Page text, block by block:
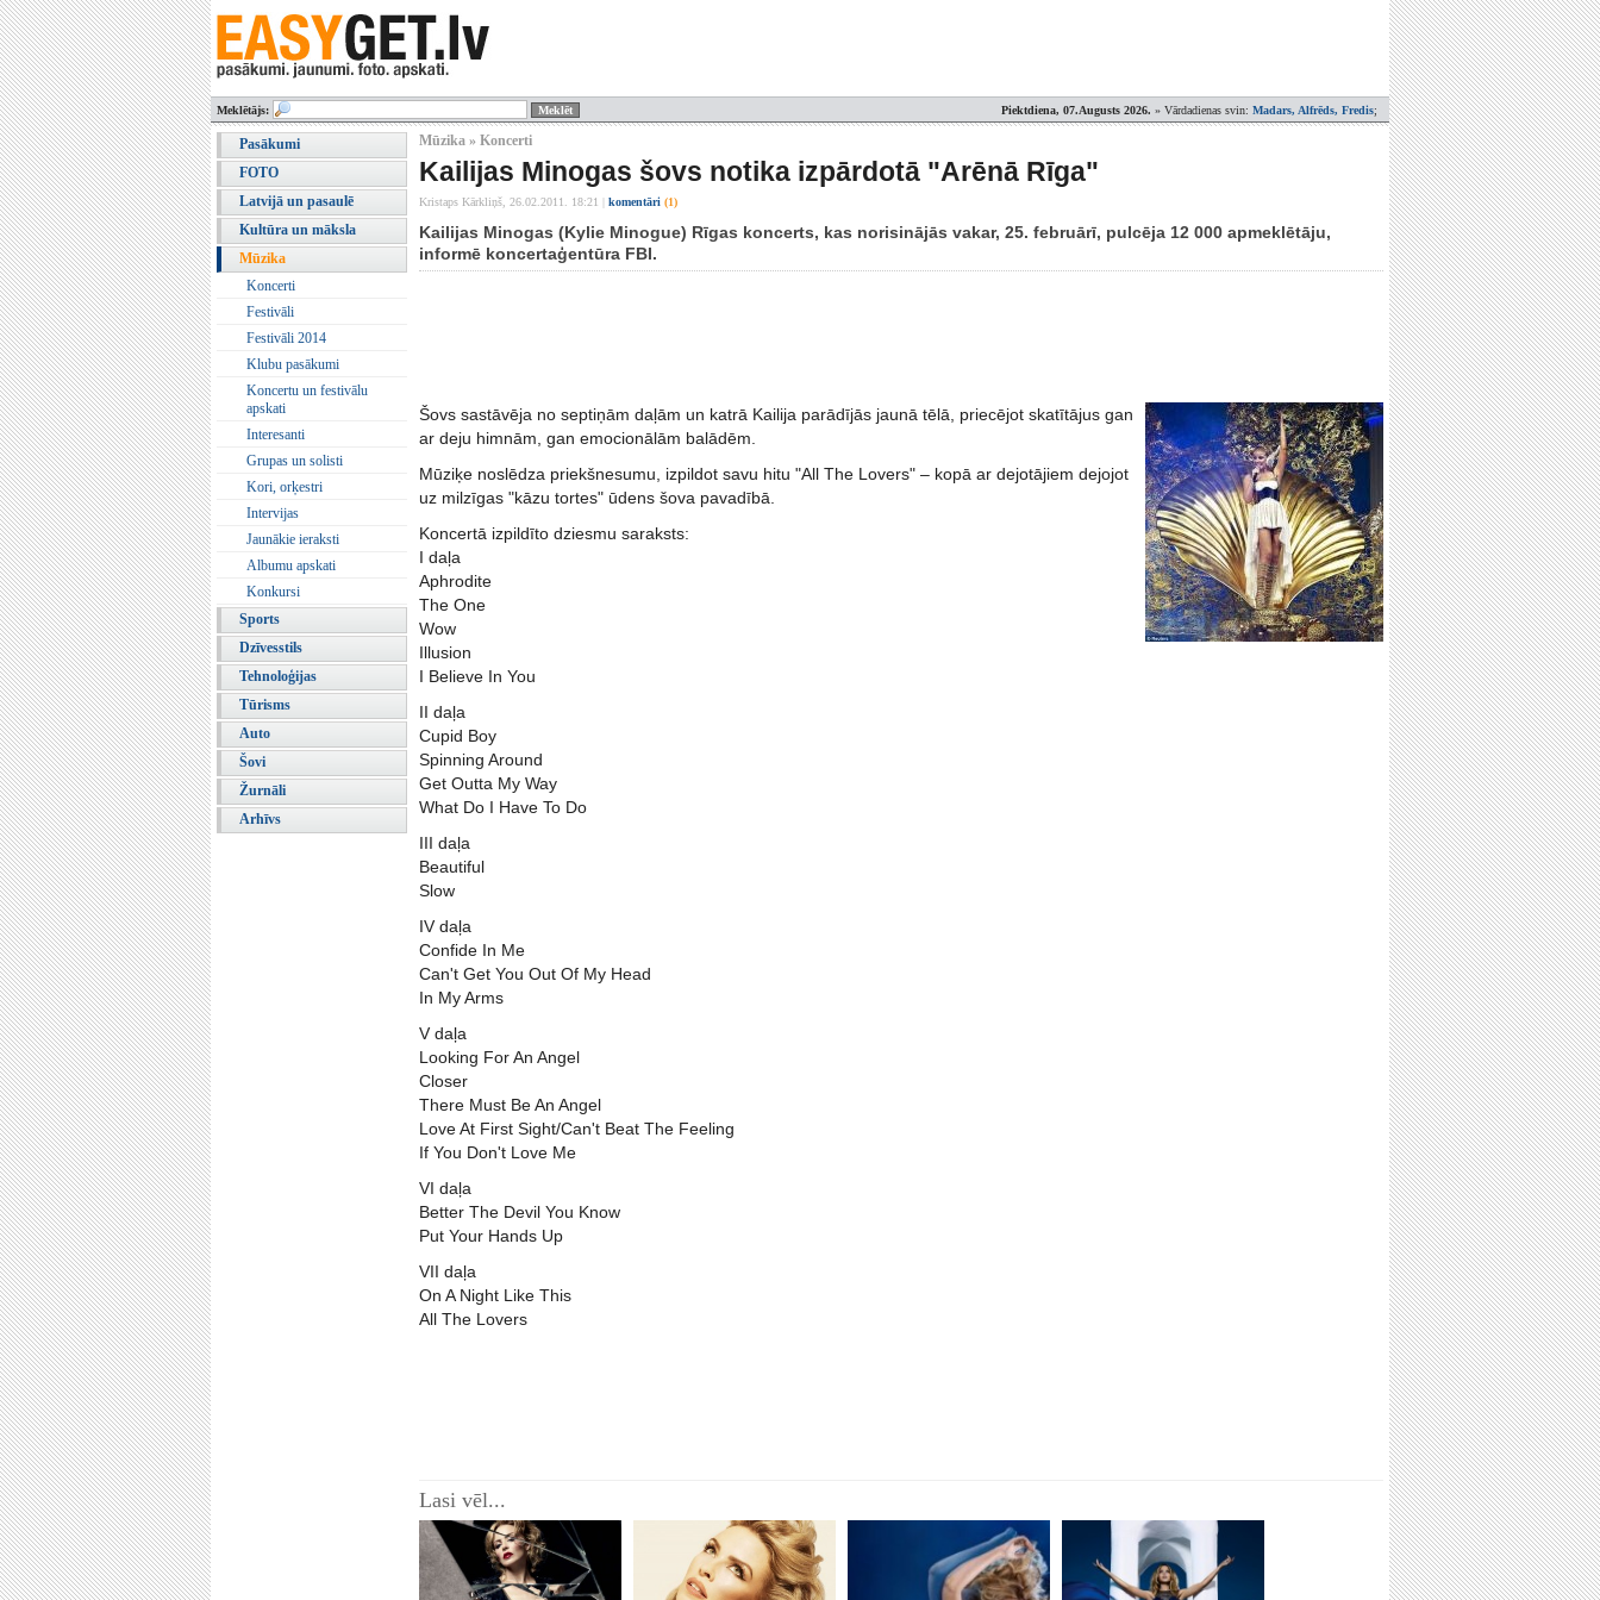
Piektdiena, 07.Augusts 2026. » Vārdadienas svin: Madars, Alfrēds, Fredis;
Meklētājs:
Pasākumi
FOTO
Latvijā un pasaulē
Kultūra un māksla
Mūzika
Koncerti
Festivāli
Festivāli 2014
Klubu pasākumi
Koncertu un festivālu
apskati
Interesanti
Grupas un solisti
Kori, orķestri
Intervijas
Jaunākie ieraksti
Albumu apskati
Konkursi
Sports
Dzīvesstils
Tehnoloģijas
Tūrisms
Auto
Šovi
Žurnāli
Arhīvs
Mūzika » Koncerti
Kailijas Minogas šovs notika izpārdotā "Arēnā Rīga"
Kristaps Kārkliņš, 26.02.2011. 18:21 komentāri (1)
Kailijas Minogas (Kylie Minogue) Rīgas koncerts, kas norisinājās vakar, 25. februārī, pulcēja 12 000 apmeklētāju,
informē koncertaģentūra FBI.
Šovs sastāvēja no septiņām daļām un katrā Kailija parādījās jaunā tēlā, priecējot skatītājus gan
ar deju himnām, gan emocionālām balādēm.
Mūziķe noslēdza priekšnesumu, izpildot savu hitu "All The Lovers" – kopā ar dejotājiem dejojot
uz milzīgas "kāzu tortes" ūdens šova pavadībā.
Koncertā izpildīto dziesmu saraksts:
I daļa
Aphrodite
The One
Wow
Illusion
I Believe In You
II daļa
Cupid Boy
Spinning Around
Get Outta My Way
What Do I Have To Do
III daļa
Beautiful
Slow
IV daļa
Confide In Me
Can't Get You Out Of My Head
In My Arms
V daļa
Looking For An Angel
Closer
There Must Be An Angel
Love At First Sight/Can't Beat The Feeling
If You Don't Love Me
VI daļa
Better The Devil You Know
Put Your Hands Up
VII daļa
On A Night Like This
All The Lovers
Lasi vēl...